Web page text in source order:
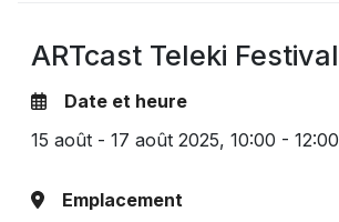
ARTcast Teleki Festival
Date et heure
15 août - 17 août 2025, 10:00 - 12:00
Emplacement